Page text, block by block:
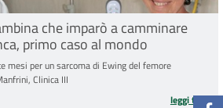
che imparò a camminare
primo caso al mondo
mesi per un sarcoma di Ewing del femore
Clinica III
leggi tutto